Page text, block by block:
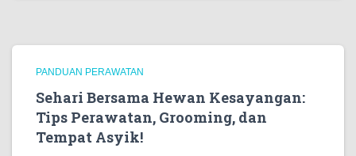
PANDUAN PERAWATAN
Sehari Bersama Hewan Kesayangan:
Tips Perawatan, Grooming, dan
Tempat Asyik!